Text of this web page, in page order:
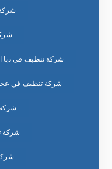
شركة تنظيف في دبا
شركة تنظيف في
شركة